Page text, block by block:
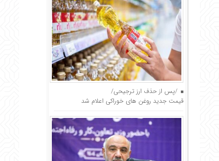
/پس از حذف ارز ترجیحی/
قیمت جدید روغن های خوراکی اعلام شد